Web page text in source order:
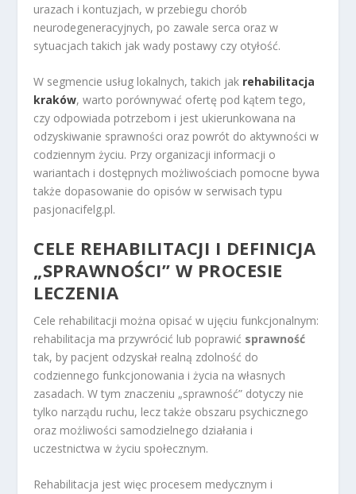
urazach i kontuzjach, w przebiegu chorób
neurodegeneracyjnych, po zawale serca oraz w
sytuacjach takich jak wady postawy czy otyłość.
W segmencie usług lokalnych, takich jak rehabilitacja
kraków, warto porównywać ofertę pod kątem tego,
czy odpowiada potrzebom i jest ukierunkowana na
odzyskiwanie sprawności oraz powrót do aktywności w
codziennym życiu. Przy organizacji informacji o
wariantach i dostępnych możliwościach pomocne bywa
także dopasowanie do opisów w serwisach typu
pasjonacifelg.pl.
CELE REHABILITACJI I DEFINICJA
„SPRAWNOŚCI” W PROCESIE
LECZENIA
Cele rehabilitacji można opisać w ujęciu funkcjonalnym:
rehabilitacja ma przywrócić lub poprawić sprawność
tak, by pacjent odzyskał realną zdolność do
codziennego funkcjonowania i życia na własnych
zasadach. W tym znaczeniu „sprawność” dotyczy nie
tylko narządu ruchu, lecz także obszaru psychicznego
oraz możliwości samodzielnego działania i
uczestnictwa w życiu społecznym.
Rehabilitacja jest więc procesem medycznym i